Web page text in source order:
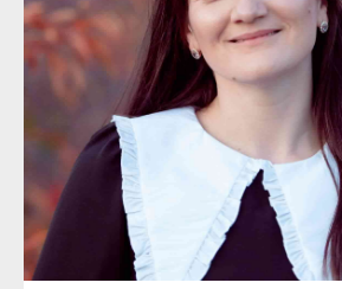
devenind parte din frumoasa
Alumni ai Challenger.''